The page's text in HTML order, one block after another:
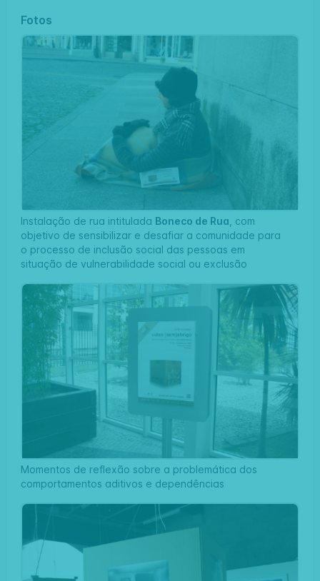
Fotos
Instalação de rua intitulada Boneco de Rua , com
objetivo de sensibilizar e desafiar a comunidade para
o processo de inclusão social das pessoas em
situação de vulnerabilidade social ou exclusão
Momentos de reflexão sobre a problemática dos
comportamentos aditivos e dependências